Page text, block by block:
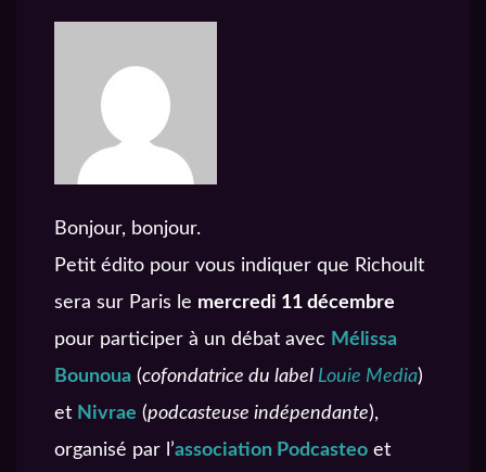
Bonjour, bonjour.
Petit édito pour vous indiquer que Richoult
sera sur Paris le mercredi 11 décembre
pour participer à un débat avec Mélissa
Bounoua (cofondatrice du label Louie Media)
et Nivrae (podcasteuse indépendante),
organisé par l’association Podcasteo et